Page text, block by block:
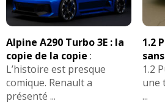
Alpine A290 Turbo 3E : la
copie de la copie :
L’histoire est presque
comique. Renault a
présenté ...
1.2
1.2
une
...